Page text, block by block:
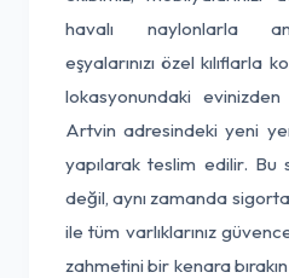
havalı naylonlarla
eşyalarınızı özel kılıflarla
lokasyonundaki
Artvin adresindeki yeni
yapılarak teslim edilir. Bu
değil, aynı zamanda
ile tüm varlıklarınız
zahmetini bir kenara